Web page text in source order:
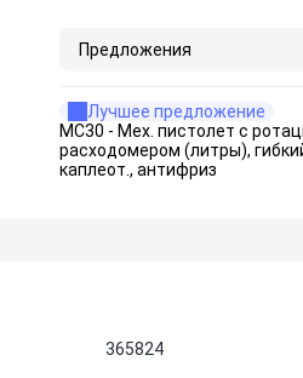
Предложения
Лучшее предложение
MC30 - Мех. пистолет c
расходомером (литры),
каплеот., антифриз
365824